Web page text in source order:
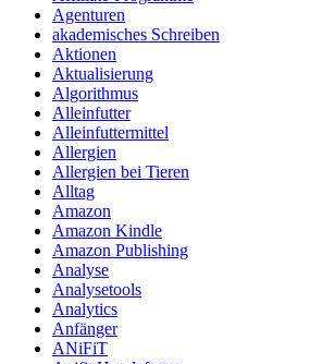
Agenturen
akademisches Schreiben
Aktionen
Aktualisierung
Algorithmus
Alleinfutter
Alleinfuttermittel
Allergien
Allergien bei Tieren
Alltag
Amazon
Amazon Kindle
Amazon Publishing
Analyse
Analysetools
Analytics
Anfänger
ANiFiT